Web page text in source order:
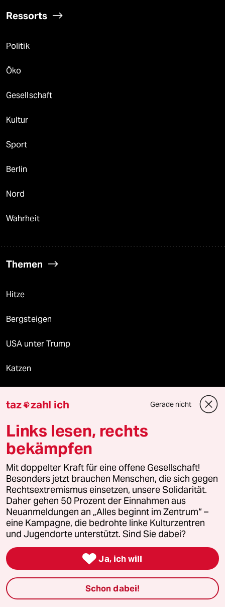
Ressorts
Politik
Öko
Gesellschaft
Kultur
Sport
Berlin
Nord
Wahrheit
Themen
Hitze
Bergsteigen
USA unter Trump
Katzen
Verlag
Aktuelles
Hausblog
Die Seitenwende
Presse
taz zahl ich Gerade nicht
Links lesen, rechts
bekämpfen
Mit doppelter Kraft für eine offene Gesellschaft!
Besonders jetzt brauchen Menschen, die sich gegen
Rechtsextremismus einsetzen, unsere Solidarität.
Daher gehen 50 Prozent der Einnahmen aus
Neuanmeldungen an „Alles beginnt im Zentrum“ –
eine Kampagne, die bedrohte linke Kulturzentren
und Jugendorte unterstützt. Sind Sie dabei?
 Ja, ich will
Schon dabei!